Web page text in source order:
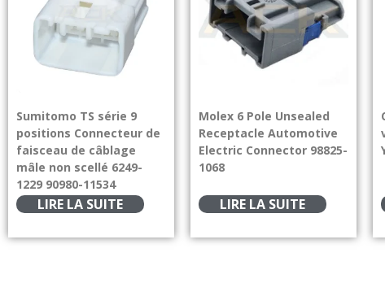
Sumitomo TS série 9
positions Connecteur de
faisceau de câblage
mâle non scellé 6249-
1229 90980-11534
LIRE LA SUITE
Molex 6 Pole Unsealed
Receptacle Automotive
Electric Connector 98825-
1068
LIRE LA SUITE